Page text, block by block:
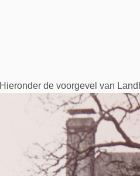
Hieronder de voorgevel van